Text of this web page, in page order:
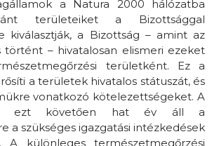
a Natura 2000 hálózatba
területeiket a Bizottsággal
kiválasztják, a Bizottság – amint az
történt – hivatalosan elismeri ezeket
területként. Ez a
a területek hivatalos státuszát, és
vonatkozó kötelezettségeket. A
ezt követően hat év áll a
a szükséges igazgatási intézkedések
A különleges természetmegőrzési